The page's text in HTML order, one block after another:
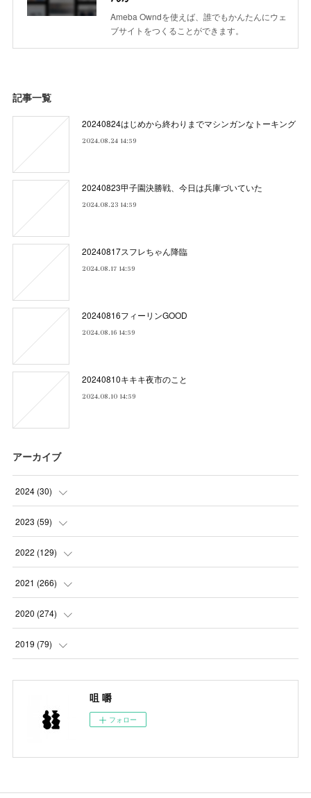
Ameba Owndを使えば、誰でもかんたんにウェ
ブサイトをつくることができます。
記事一覧
20240824はじめから終わりまでマシンガンなトーキング
2024.08.24 14:59
20240823甲子園決勝戦、今日は兵庫づいていた
2024.08.23 14:59
20240817スフレちゃん降臨
2024.08.17 14:59
20240816フィーリンGOOD
2024.08.16 14:59
20240810キキキ夜市のこと
2024.08.10 14:59
アーカイブ
2024 (30)
(5
(4)
(5)
(1)
2023 (59)
(4)
(2)
(8)
(9
(9)
(4)
2022 (129)
(5)
(7)
(11
(24)
(16)
2021 (266)
(23
(22 )
(21)
(23)
2020 (274)
(21 )
(23)
(22)
2019 (79)
(23)
(10)
咀 嚼
フォロー